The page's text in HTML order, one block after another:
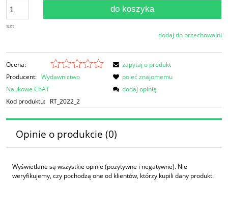
szt.
do koszyka
dodaj do przechowalni
Ocena:
Producent: Wydawnictwo
Naukowe ChAT
Kod produktu: RT_2022_2
zapytaj o produkt
poleć znajomemu
dodaj opinię
Opinie o produkcie (0)
Wyświetlane są wszystkie opinie (pozytywne i negatywne). Nie
weryfikujemy, czy pochodzą one od klientów, którzy kupili dany produkt.